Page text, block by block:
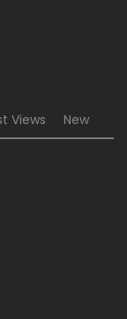
Views New